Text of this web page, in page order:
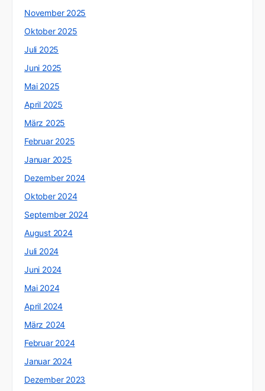
November 2025
Oktober 2025
Juli 2025
Juni 2025
Mai 2025
April 2025
März 2025
Februar 2025
Januar 2025
Dezember 2024
Oktober 2024
September 2024
August 2024
Juli 2024
Juni 2024
Mai 2024
April 2024
März 2024
Februar 2024
Januar 2024
Dezember 2023